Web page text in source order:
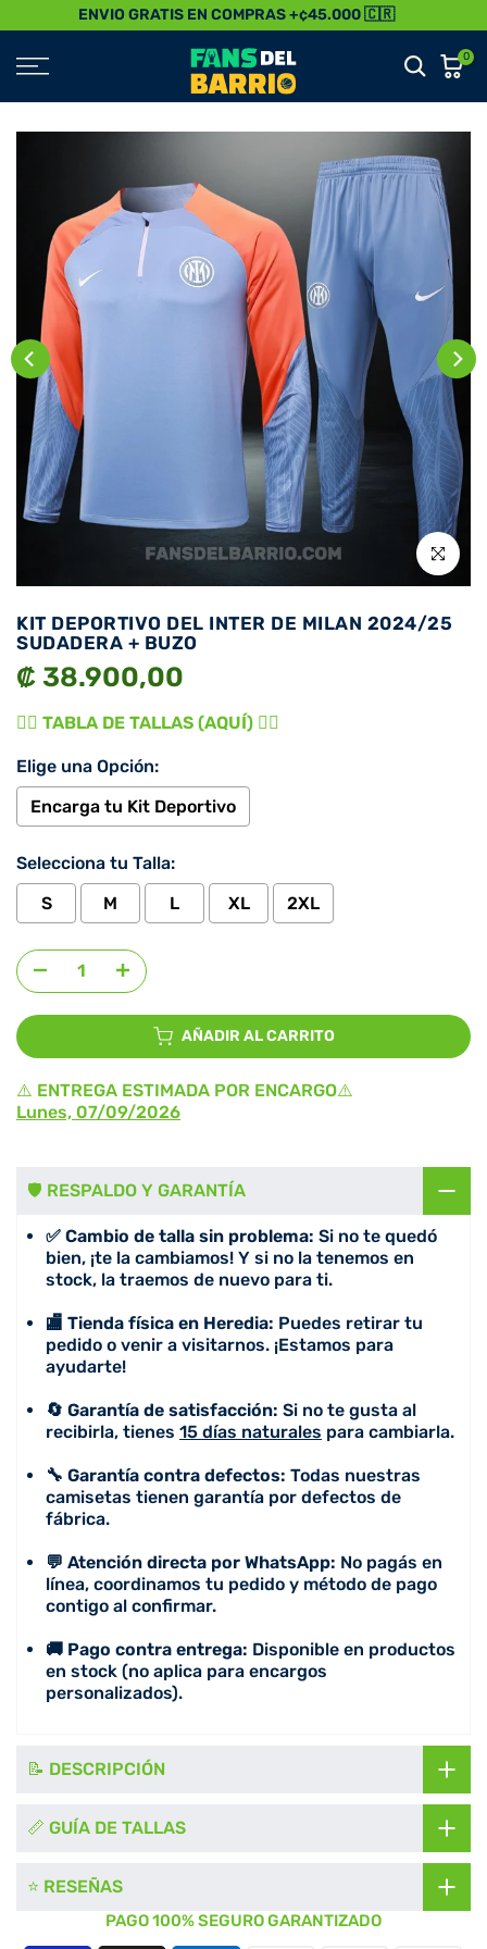
Contenido
ENVIO GRATIS EN COMPRAS +¢45.000 🇨🇷
0
Click para
KIT DEPORTIVO DEL INTER DE MILAN 2024/25
SUDADERA + BUZO
₡ 38.900,00
👉🏾 TABLA DE TALLAS (AQUÍ) 👈🏾
Elige una Opción:
Encarga tu Kit Deportivo
Selecciona tu Talla:
S
M L XL 2XL
Agregar selección
AÑADIR AL CARRITO
⚠️ ENTREGA ESTIMADA POR ENCARGO⚠️
Lunes, 07/09/2026
🛡️ RESPALDO Y GARANTÍA
✅ Cambio de talla sin problema: Si no te quedó
bien, ¡te la cambiamos! Y si no la tenemos en
stock, la traemos de nuevo para ti.
🏬 Tienda física en Heredia: Puedes retirar tu
pedido o venir a visitarnos. ¡Estamos para
ayudarte!
🔄 Garantía de satisfacción: Si no te gusta al
recibirla, tienes 15 días naturales para cambiarla.
🔧 Garantía contra defectos: Todas nuestras
camisetas tienen garantía por defectos de
fábrica.
💬 Atención directa por WhatsApp: No pagás en
línea, coordinamos tu pedido y método de pago
contigo al confirmar.
🚚 Pago contra entrega: Disponible en productos
en stock (no aplica para encargos
personalizados).
📝 DESCRIPCIÓN
📏 GUÍA DE TALLAS
⭐ RESEÑAS
PAGO 100% SEGURO GARANTIZADO